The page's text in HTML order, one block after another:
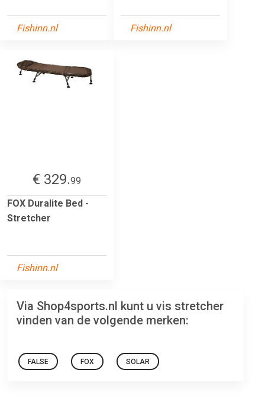
Fishinn.nl Fishinn.nl
€ 329.99
FOX Duralite Bed -
Stretcher
Fishinn.nl
Via Shop4sports.nl kunt u vis stretcher
vinden van de volgende merken:
FALSE FOX SOLAR